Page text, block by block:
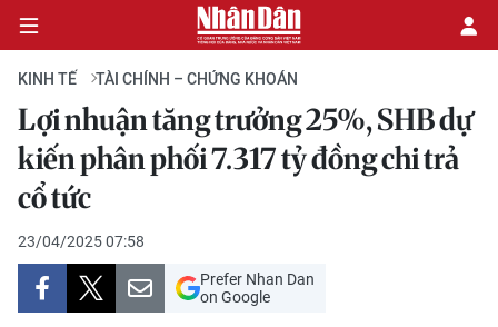
CHÍNH TRỊ
KINH TẾ
VĂN HÓA
XÃ HỘI
KINH TẾ TÀI CHÍNH – CHỨNG KHOÁN
Lợi nhuận tăng trưởng 25%, SHB dự
kiến phân phối 7.317 tỷ đồng chi trả
cổ tức
23/04/2025 07:58
Prefer Nhan Dan
on Google